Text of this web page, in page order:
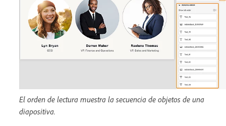
El orden de lectura muestra la secuencia de objetos de una
diapositiva.